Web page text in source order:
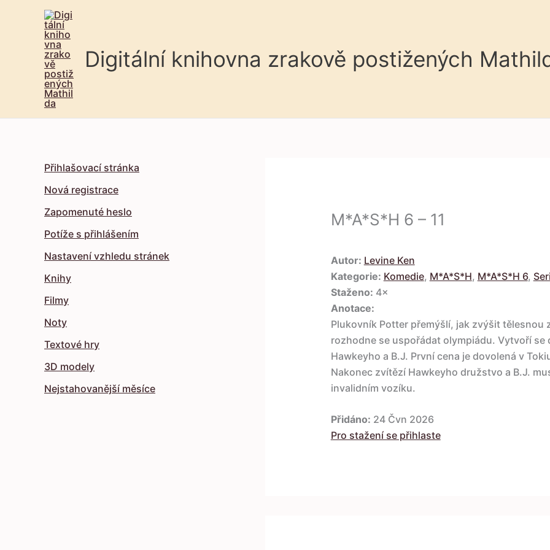
Digitální knihovna zrakově postižených
Přihlašovací stránka
Nová registrace
Zapomenuté heslo
Potíže s přihlášením
Nastavení vzhledu stránek
Knihy
Filmy
Noty
Textové hry
3D modely
Nejstahovanější měsíce
M*A*S*H 6 – 11
Autor: Levine Ken
Kategorie: Komedie, M*A*S*H, M*A*S*H 6,
Staženo: 4×
Anotace:
Plukovník Potter přemýšlí, jak zvýšit tělesnou
rozhodne se uspořádat olympiádu. Vytvoří se
Hawkeyho a B.J. První cena je dovolená v
Nakonec zvítězí Hawkeyho družstvo a B.J.
invalidním vozíku.
Přidáno: 24 Čvn 2026
Pro stažení se přihlaste